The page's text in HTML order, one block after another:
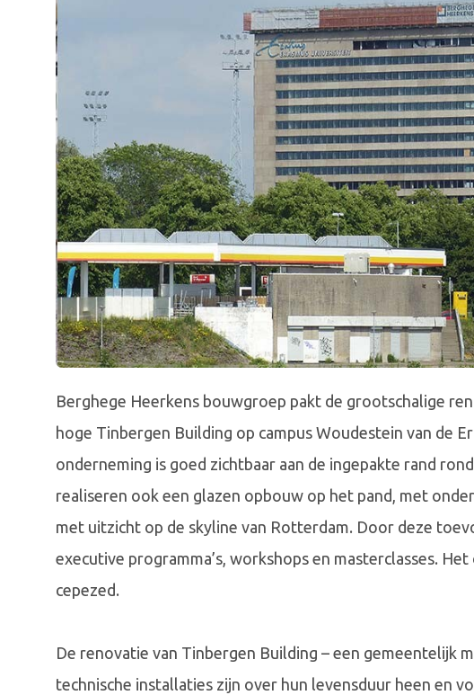
Berghege Heerkens bouwgroep pakt de grootschalige
hoge Tinbergen Building op campus Woudestein van de
onderneming is goed zichtbaar aan de ingepakte rand
realiseren ook een glazen opbouw op het pand, met
met uitzicht op de skyline van Rotterdam. Door deze
executive programma’s, workshops en masterclasses.
cepezed.
De renovatie van Tinbergen Building – een gemeentelijk
technische installaties zijn over hun levensduur heen en